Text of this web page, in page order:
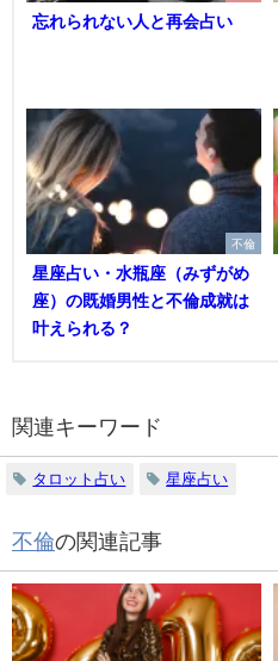
忘れられない人と再会占い
不倫
星座占い・水瓶座（みずがめ
座）の既婚男性と不倫成就は
叶えられる？
関連キーワード
タロット占い 星座占い
不倫の関連記事